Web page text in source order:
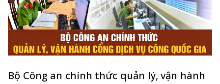
Bộ Công an chính thức quản lý, vận hành